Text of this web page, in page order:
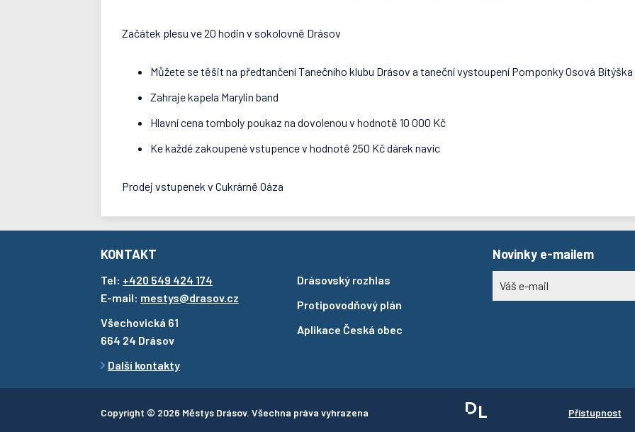
Začátek plesu ve 20 hodin v sokolovně Drásov
Můžete se těšit na předtančení Tanečního klubu Drásov a taneční vystoupení Pomponky Osová Bítýška
Zahraje kapela Marylin band
Hlavní cena tomboly poukaz na dovolenou v hodnotě 10 000 Kč
Ke každé zakoupené vstupence v hodnotě 250 Kč dárek navíc
Prodej vstupenek v Cukrárně Oáza
KONTAKT
Tel: +420 549 424 174
E-mail: mestys@drasov.cz
Všechovická 61
664 24 Drásov
Další kontakty
Drásovský rozhlas
Protipovodňový plán
Aplikace Česká obec
Novinky e-mailem
Copyright © 2026 Městys Drásov. Všechna práva vyhrazena Přístupnost